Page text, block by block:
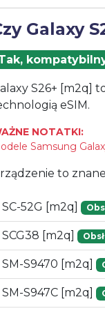
Galaxy
S26+ [m2q]
eSIM.
NOTATKI:
Samsung
to
SC-52G [m2q]
SCG38 [m2q]
SM-S9470 [m2q]
SM-S947C [m2q]